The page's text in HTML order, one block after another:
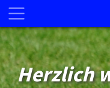
Herzlich